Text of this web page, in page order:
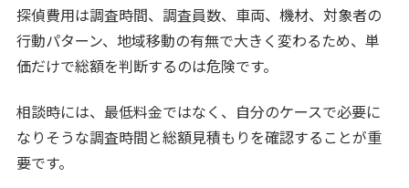
探偵費用は調査時間、調査員数、車両、機材、対象者の
行動パターン、地域移動の有無で大きく変わるため、単
価だけで総額を判断するのは危険です。
相談時には、最低料金ではなく、自分のケースで必要に
なりそうな調査時間と総額見積もりを確認することが重
要です。